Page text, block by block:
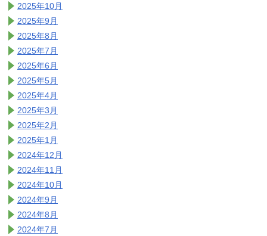
2025年10月
2025年9月
2025年8月
2025年7月
2025年6月
2025年5月
2025年4月
2025年3月
2025年2月
2025年1月
2024年12月
2024年11月
2024年10月
2024年9月
2024年8月
2024年7月